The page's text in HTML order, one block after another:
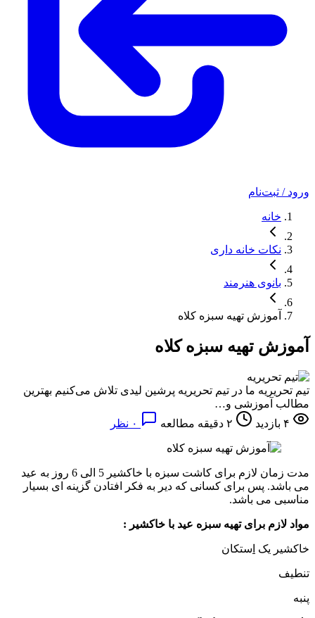
ورود / ثبت‌نام
خانه
نکات خانه داری
بانوی هنرمند
آموزش تهیه سبزه کلاه
آموزش تهیه سبزه کلاه
تیم تحریریه ما در تیم تحریریه پرشین لیدی تلاش می‌کنیم بهترین
مطالب آموزشی و…
۰ نظر
مدت زمان لازم برای کاشت سبزه با خاکشیر 5 الی 6 روز به عید
می باشد. پس برای کسانی که دیر به فکر افتادن گزینه ای بسیار
مناسبی می باشد.
مواد لازم برای تهیه سبزه عید با خاکشیر :
خاکشیر یک ستکان
تنطیف
پنبه